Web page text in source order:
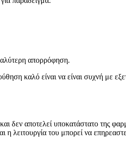
απορρόφηση.
καλό είναι να είναι συχνή με
δεν αποτελεί υποκατάστατο της
του μπορεί να